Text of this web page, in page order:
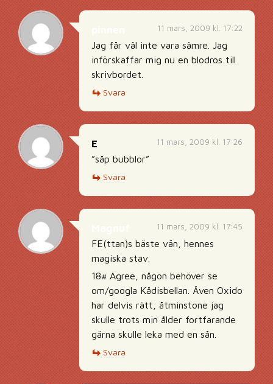
11 mars, 2009 kl. 17:22
Jag får väl inte vara sämre. Jag
införskaffar mig nu en blodros till
skrivbordet.
Svara
11 mars, 2009 kl. 17:26
E
”såp bubblor”
Svara
11 mars, 2009 kl. 17:45
FE(ttan)s bäste vän, hennes
magiska stav.
18# Agree, någon behöver se
om/googla Kådisbellan. Även Oxido
har delvis rätt, åtminstone jag
skulle trots min ålder fortfarande
gärna skulle leka med en sån.
Svara